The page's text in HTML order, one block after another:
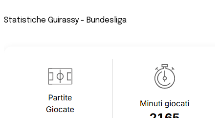
Statistiche Guirassy - Bundesliga